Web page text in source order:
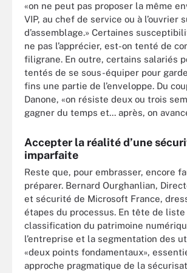
«on ne peut pas proposer la même
VIP, au chef de service ou à l’ouvrier
d’assemblage.» Certaines
ne pas l’apprécier, est-on tenté de
filigrane. En outre, certains salariés
tentés de se sous-équiper pour
fins une partie de l’enveloppe. Du
Danone, «on résiste deux ou trois
gagner du temps et... après, on
Accepter la réalité d’une
imparfaite
Reste que, pour embrasser, encore
préparer. Bernard Ourghanlian,
et sécurité de Microsoft France,
étapes du processus. En tête de liste
classification du patrimoine
l’entreprise et la segmentation des
«deux points fondamentaux»,
approche pragmatique de la